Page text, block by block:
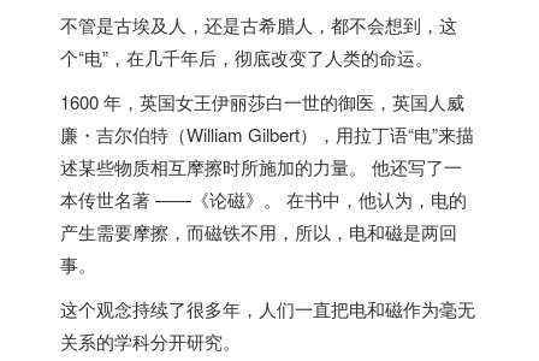
不管是古埃及 人，还是古希腊人，都不会想到，这
个“电”，在几千年后，彻底改变了人类的命运。
1600 年， 英国女王伊丽莎白一世的御医， 英国人威
廉・吉尔伯特（William Gilbert），用拉丁语“电”来描
述某些物质相互摩擦时所施加的力量。 他还写了一
本传世名著 ——《论磁》。 在书中，他认为，电的
产生需要摩擦，而磁铁不用，所以，电和磁是两回
事。
这个观念持续了很多年，人们一直把电和磁作为毫无
关系的学科分开研究。